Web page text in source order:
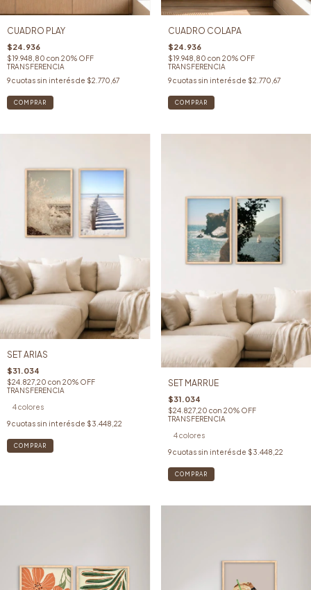
CUADRO PLAY
$24.936
$19.948,80 con 20% OFF
TRANSFERENCIA
9cuotas sin interés de $2.770,67
COMPRAR
CUADRO COLAPA
$24.936
$19.948,80 con 20% OFF
TRANSFERENCIA
9 cuotas sin interés de $2.770,67
COMPRAR
SET ARIAS
$31.034
$24.827,20 con 20% OFF
TRANSFERENCIA
4 colores
9cuotas sin interés de $3.448,22
COMPRAR
SET MARRUE
$31.034
$24.827,20 con 20% OFF
TRANSFERENCIA
4 colores
9 cuotas sin interés de $3.448,22
COMPRAR